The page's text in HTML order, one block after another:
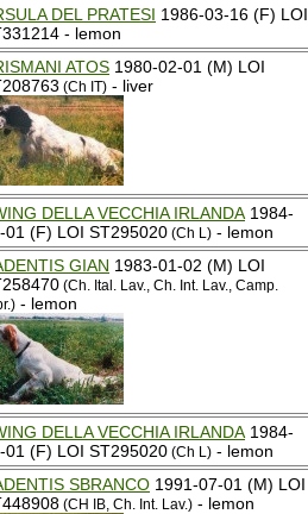
DEL PRATESI 1986-03-16 (F) LOI
- lemon
ATOS 1980-02-01 (M) LOI
(Ch IT) - liver
DELLA VECCHIA IRLANDA 1984-
01 (F) LOI ST295020 (Ch L) - lemon
GIAN 1983-01-02 (M) LOI
(Ch. Ital. Lav., Ch. Int. Lav., Camp.
- lemon
DELLA VECCHIA IRLANDA 1984-
01 (F) LOI ST295020 (Ch L) - lemon
SBRANCO 1991-07-01 (M) LOI
(CH IB, Ch. Int. Lav.) - lemon